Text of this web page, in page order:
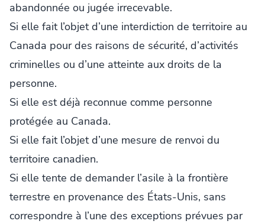
abandonnée ou jugée irrecevable.
Si elle fait l’objet d’une interdiction de territoire au
Canada pour des raisons de sécurité, d’activités
criminelles ou d’une atteinte aux droits de la
personne.
Si elle est déjà reconnue comme personne
protégée au Canada.
Si elle fait l’objet d’une mesure de renvoi du
territoire canadien.
Si elle tente de demander l’asile à la frontière
terrestre en provenance des États-Unis, sans
correspondre à l’une des exceptions prévues par